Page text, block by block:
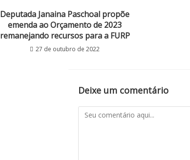
Deputada Janaina Paschoal propõe
emenda ao Orçamento de 2023
remanejando recursos para a FURP
27 de outubro de 2022
Deixe um comentário